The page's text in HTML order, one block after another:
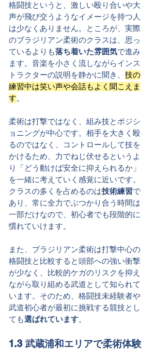
格闘技というと、激しい殴り合いや大
声が飛び交うようなイメージを持つ人
は少なくありません。ところが、実際
のブラジリアン柔術のクラスは、思っ
ているよりも落ち着いた雰囲気で進み
ます。音楽を小さく流しながらインス
トラクターの説明を静かに聞き、 技の
練習中は笑い声や会話もよく聞こえま
す。
柔術は打撃ではなく、組み技とポジシ
ョニングが中心です。相手を大きく殴
るのではなく、コントロールして技を
かけるため、力でねじ伏せるというよ
り「どう動けば安全に抑えられるか」
を一緒に考えていく感覚に近いです。
クラスの多くを占めるのは技術練習で
あり、常に全力でぶつかり合う時間は
一部だけなので、初心者でも段階的に
慣れていけます。
また、ブラジリアン柔術は打撃中心の
格闘技と比較すると頭部への強い衝撃
が少なく、比較的ケガのリスクを抑え
ながら取り組める武道として知られて
います。そのため、格闘技未経験者や
武道初心者が最初に挑戦する競技とし
ても選ばれています。
1.3 武蔵浦和エリアで柔術体験